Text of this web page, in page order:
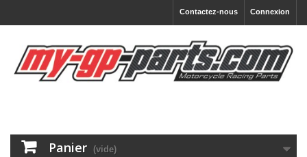
Connexion
Contactez-nous
Panier (vide)